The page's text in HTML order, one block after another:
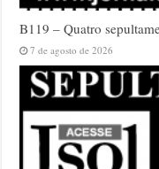
B119 – Quatro
7 de agosto de 2026